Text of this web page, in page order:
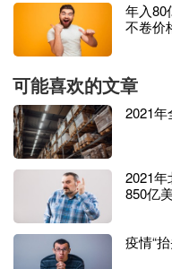
年入80
不卷价
可能喜欢的文章
2021
2021
850亿
疫情“